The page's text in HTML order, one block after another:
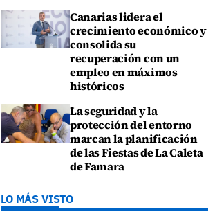
Canarias lidera el
crecimiento económico y
consolida su
recuperación con un
empleo en máximos
históricos
La seguridad y la
protección del entorno
marcan la planificación
de las Fiestas de La Caleta
de Famara
LO MÁS VISTO